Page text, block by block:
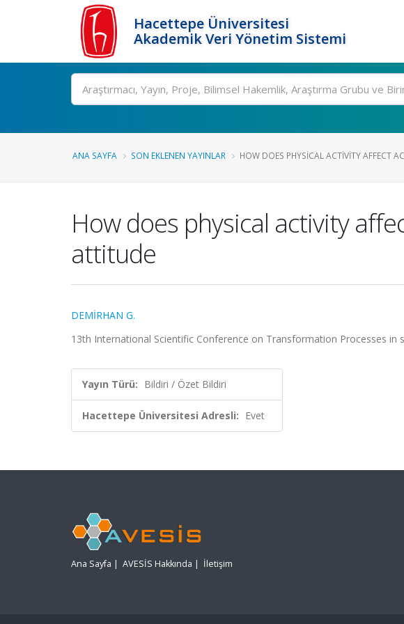
Hacettepe Üniversitesi
Akademik Veri Yönetim Sistemi
Ara
ANA SAYFA SON EKLENEN YAYINLAR HOW DOES PHYSICAL ACTIVITY AFFECT
How does physical activity
attitude
DEMİRHAN G.
13th International Scientific Conference on Transformation Processes in
Yayın Türü: Bildiri / Özet Bildiri
Hacettepe Üniversitesi Adresli: Evet
Ana Sayfa | AVESİS Hakkında | İletişim